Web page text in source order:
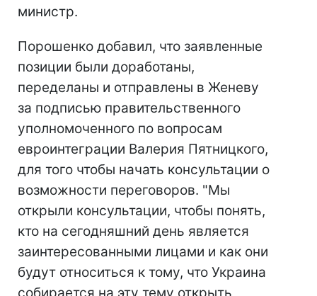
министр.
Порошенко добавил, что заявленные
позиции были доработаны,
переделаны и отправлены в Женеву
за подписью правительственного
уполномоченного по вопросам
евроинтеграции Валерия Пятницкого,
для того чтобы начать консультации о
возможности переговоров. "Мы
открыли консультации, чтобы понять,
кто на сегодняшний день является
заинтересованными лицами и как они
будут относиться к тому, что Украина